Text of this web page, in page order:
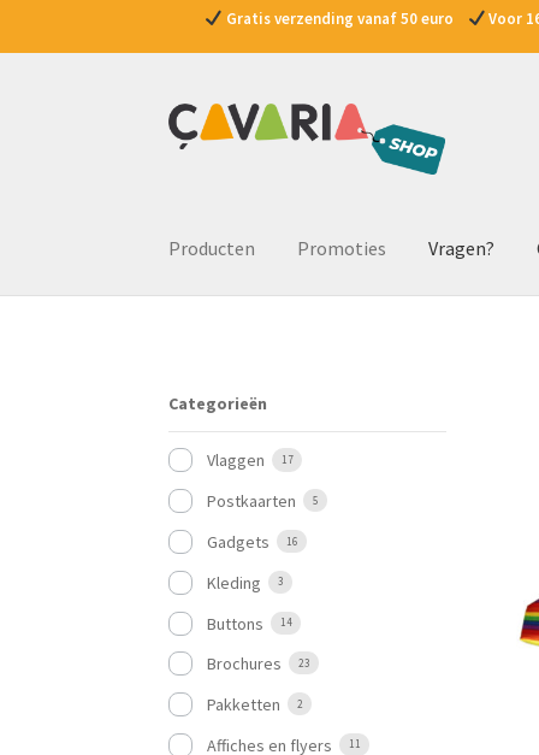
Gratis verzending vanaf 50 euro Voor
Ga
door
Ga
naar
Producten Promoties Vragen?
Categorieën
Vlaggen 17
Postkaarten 5
Gadgets 16
Kleding 3
Buttons 14
Brochures 23
Pakketten 2
Affiches en flyers 11